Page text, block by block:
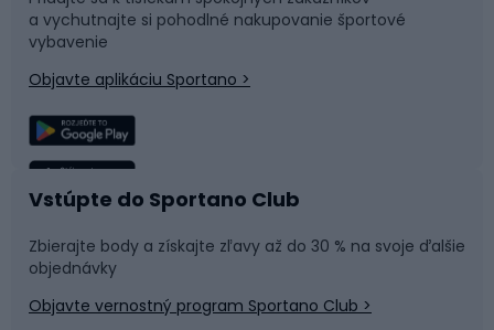
Časti bicyklov
Rybolov
Športová medicína
Bushcraft
Snowboard
Plávanie
Tímové športy
Fitness a posilňovňa
a vychutnajte si pohodlné nakupovanie športové
vybavenie
Objavte aplikáciu Sportano >
Vstúpte do Sportano Club
Zbierajte body a získajte zľavy až do 30 % na svoje ďalšie
objednávky
Objavte vernostný program Sportano Club >